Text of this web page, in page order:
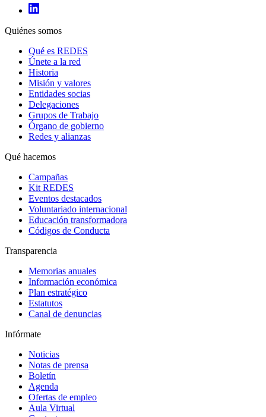
Quiénes somos
Qué es REDES
Únete a la red
Historia
Misión y valores
Entidades socias
Delegaciones
Grupos de Trabajo
Órgano de gobierno
Redes y alianzas
Qué hacemos
Campañas
Kit REDES
Eventos destacados
Voluntariado internacional
Educación transformadora
Códigos de Conducta
Transparencia
Memorias anuales
Información económica
Plan estratégico
Estatutos
Canal de denuncias
Infórmate
Noticias
Notas de prensa
Boletín
Agenda
Ofertas de empleo
Aula Virtual